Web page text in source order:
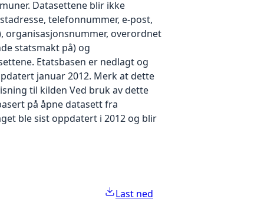
Datasettene blir ikke
telefonnummer, e-post,
organisasjonsnummer, overordnet
statsmakt på) og
Etatsbasen er nedlagt og
januar 2012. Merk at dette
til kilden Ved bruk av dette
på åpne datasett fra
ble sist oppdatert i 2012 og blir
Last ned